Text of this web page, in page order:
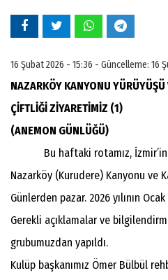
16 Şubat 2026 - 15:36 - Güncelleme: 16
NAZARKÖY KANYONU
ÇİFTLİĞİ ZİYARETİMİZ (1)
(ANEMON GÜNLÜĞÜ)
Bu haftaki rotamız, İzmir’in
Nazarköy (Kurudere) Kanyonu ve
Günlerden pazar. 2026 yılının
Gerekli açıklamalar ve
grubumuzdan yapıldı.
Kulüp başkanımız Ömer Bülbül